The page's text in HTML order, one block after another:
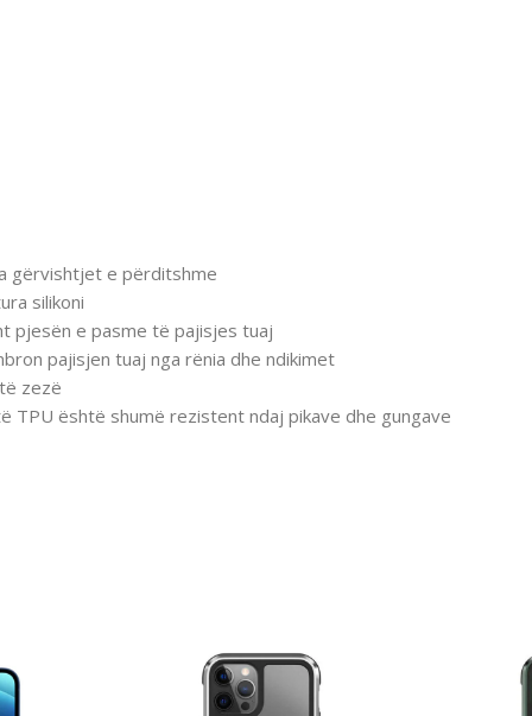
gërvishtjet e përditshme
silikoni
pjesën e pasme të pajisjes tuaj
pajisjen tuaj nga rënia dhe ndikimet
zezë
TPU është shumë rezistent ndaj pikave dhe gungave